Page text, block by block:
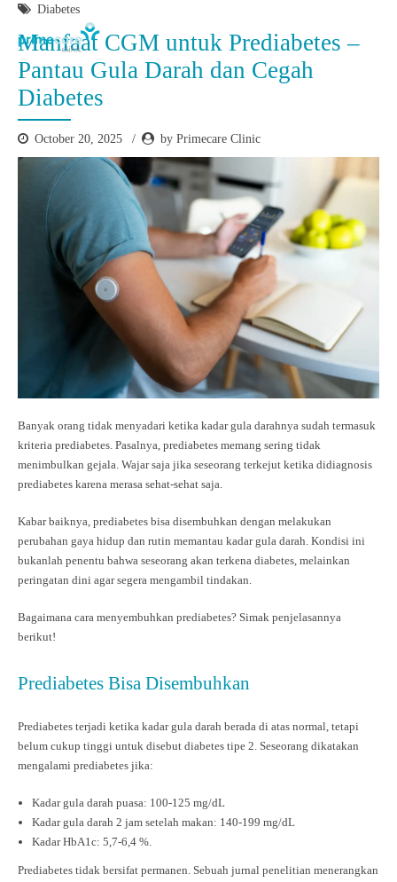
Diabetes
Manfaat CGM untuk Prediabetes –
Pantau Gula Darah dan Cegah
Diabetes
October 20, 2025 by Primecare Clinic
Banyak orang tidak menyadari ketika kadar gula darahnya sudah termasuk
kriteria prediabetes. Pasalnya, prediabetes memang sering tidak
menimbulkan gejala. Wajar saja jika seseorang terkejut ketika didiagnosis
prediabetes karena merasa sehat-sehat saja.
Kabar baiknya, prediabetes bisa disembuhkan dengan melakukan
perubahan gaya hidup dan rutin memantau kadar gula darah. Kondisi ini
bukanlah penentu bahwa seseorang akan terkena diabetes, melainkan
peringatan dini agar segera mengambil tindakan.
Bagaimana cara menyembuhkan prediabetes? Simak penjelasannya
berikut!
Prediabetes Bisa Disembuhkan
Prediabetes terjadi ketika kadar gula darah berada di atas normal, tetapi
belum cukup tinggi untuk disebut diabetes tipe 2. Seseorang dikatakan
mengalami prediabetes jika:
Kadar gula darah puasa: 100-125 mg/dL
Kadar gula darah 2 jam setelah makan: 140-199 mg/dL
Kadar HbA1c: 5,7-6,4 %.
Prediabetes tidak bersifat permanen. Sebuah jurnal penelitian menerangkan